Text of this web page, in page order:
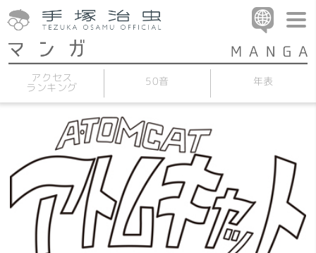
アクセス
ランキング 50音 年表